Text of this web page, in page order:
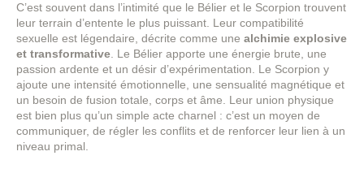
C’est souvent dans l’intimité que le Bélier et le Scorpion trouvent
leur terrain d’entente le plus puissant. Leur compatibilité
sexuelle est légendaire, décrite comme une alchimie explosive
et transformative . Le Bélier apporte une énergie brute, une
passion ardente et un désir d’expérimentation. Le Scorpion y
ajoute une intensité émotionnelle, une sensualité magnétique et
un besoin de fusion totale, corps et âme. Leur union physique
est bien plus qu’un simple acte charnel : c’est un moyen de
communiquer, de régler les conflits et de renforcer leur lien à un
niveau primal.